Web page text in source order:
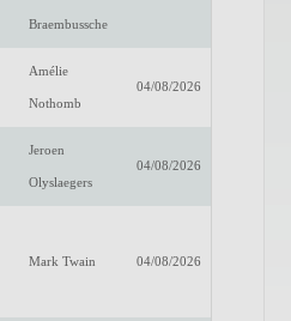
Braembussche
Amélie
Nothomb
04/08/2026
Jeroen
Olyslaegers
04/08/2026
Mark Twain 04/08/2026